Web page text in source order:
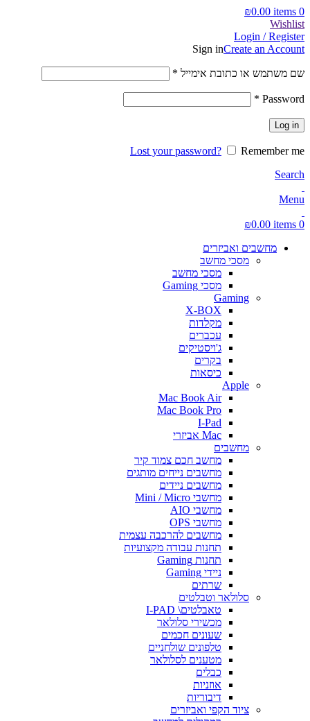
0
items
₪0.00
Wishlist
Login / Register
Sign inCreate an Account
שם משתמש או כתובת אימייל *
Password
*
Log in
Lost your password?
Remember me
Search
Menu
0
items
₪0.00
מחשבים ואביזרים
מסכי מחשב
מסכי מחשב
מסכי Gaming
Gaming
X-BOX
מקלדות
עכברים
ג'ויסטיקים
בקרים
כיסאות
Apple
Mac Book Air
Mac Book Pro
I-Pad
Mac אביזרי
מחשבים
מחשב חכם צמוד קיר
מחשבים נייחים מותגים
מחשבים ניידים
מחשבי Mini / Micro
מחשבי AIO
מחשבי OPS
מחשבים להרכבה עצמית
תחנות עבודה מקצועיות
תחנות Gaming
ניידי Gaming
שרתים
סלולאר וטבלטים
טאבלטים\ I-PAD
מכשירי סלולאר
שעונים חכמים
טלפונים שולחניים
מטענים לסלולאר
כבלים
אוזניות
דיבוריות
ציוד הקפי ואביזרים